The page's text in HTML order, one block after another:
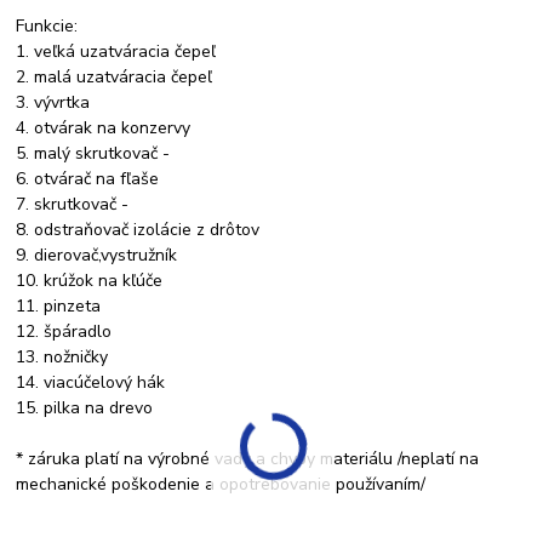
Funkcie:
1. veľká uzatváracia čepeľ
2. malá uzatváracia čepeľ
3. vývrtka
4. otvárak na konzervy
5. malý skrutkovač -
6. otvárač na fľaše
7. skrutkovač -
8. odstraňovač izolácie z drôtov
9. dierovač,vystružník
10. krúžok na kľúče
11. pinzeta
12. špáradlo
13. nožničky
14. viacúčelový hák
15. pilka na drevo
* záruka platí na výrobné vady a chyby materiálu /neplatí na
mechanické poškodenie a opotrebovanie používaním/